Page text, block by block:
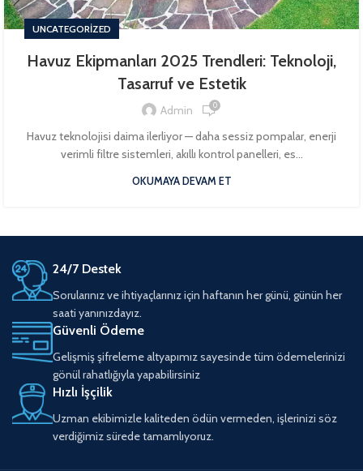
UNCATEGORIZED
Havuz Ekipmanları 2025 Trendleri: Teknoloji,
Tasarruf ve Estetik
Admin 0
Havuz teknolojisi daima ilerliyor — daha sessiz pompalar, enerji
verimli filtre sistemleri, akıllı kontrol panelleri, es...
OKUMAYA DEVAM ET
24/7 Destek
Sorularınız ve ihtiyaçlarınız için haftanın her günü, günün her
saati yanınızdayız.
Güvenli Ödeme
Gelişmiş şifreleme altyapımız sayesinde tüm ödemelerinizi
gönül rahatlığıyla yapabilirsiniz
Hızlı İşçilik
Uzman ekibimizle kaliteden ödün vermeden, işlerinizi söz
verdiğimiz sürede tamamlıyoruz.